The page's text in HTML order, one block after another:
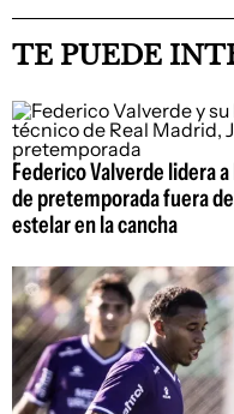
TE PUEDE
Federico Valverde lidera
de pretemporada fuera
estelar en la cancha